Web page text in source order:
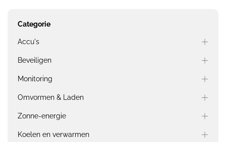
Categorie
Accu's
Beveiligen
Monitoring
Omvormen & Laden
Zonne-energie
Koelen en verwarmen